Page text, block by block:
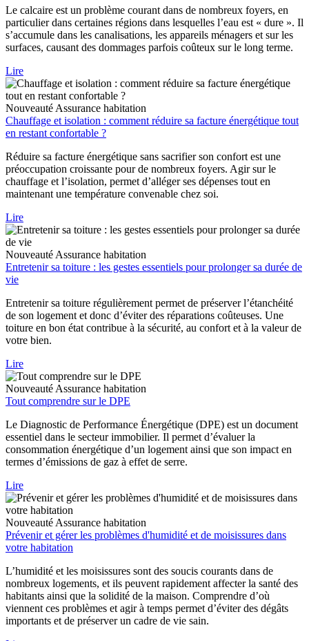
Le calcaire est un problème courant dans de nombreux foyers, en
particulier dans certaines régions dans lesquelles l’eau est « dure ». Il
s’accumule dans les canalisations, les appareils ménagers et sur les
surfaces, causant des dommages parfois coûteux sur le long terme.
Lire
Nouveauté Assurance habitation
Chauffage et isolation : comment réduire sa facture énergétique tout
en restant confortable ?
Réduire sa facture énergétique sans sacrifier son confort est une
préoccupation croissante pour de nombreux foyers. Agir sur le
chauffage et l’isolation, permet d’alléger ses dépenses tout en
maintenant une température convenable chez soi.
Lire
Nouveauté Assurance habitation
Entretenir sa toiture : les gestes essentiels pour prolonger sa durée de
vie
Entretenir sa toiture régulièrement permet de préserver l’étanchéité
de son logement et donc d’éviter des réparations coûteuses. Une
toiture en bon état contribue à la sécurité, au confort et à la valeur de
votre bien.
Lire
Nouveauté Assurance habitation
Tout comprendre sur le DPE
Le Diagnostic de Performance Énergétique (DPE) est un document
essentiel dans le secteur immobilier. Il permet d’évaluer la
consommation énergétique d’un logement ainsi que son impact en
termes d’émissions de gaz à effet de serre.
Lire
Nouveauté Assurance habitation
Prévenir et gérer les problèmes d'humidité et de moisissures dans
votre habitation
L’humidité et les moisissures sont des soucis courants dans de
nombreux logements, et ils peuvent rapidement affecter la santé des
habitants ainsi que la solidité de la maison. Comprendre d’où
viennent ces problèmes et agir à temps permet d’éviter des dégâts
importants et de préserver un cadre de vie sain.